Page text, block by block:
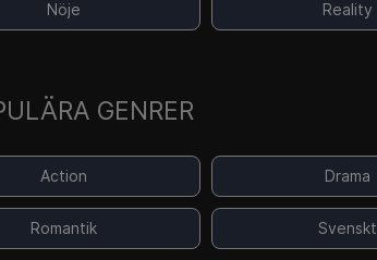
Nöje Reality
GENRER
Action Drama
Romantik Svenskt